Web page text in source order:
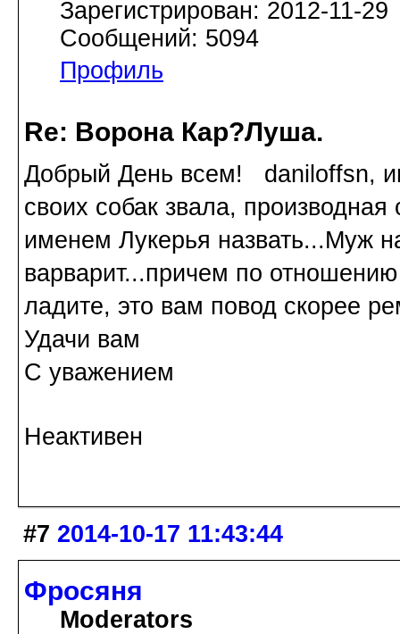
Зарегистрирован: 2012-11-29
Сообщений: 5094
Профиль
Re: Ворона Кар?Луша.
Добрый День всем! daniloffsn,
своих собак звала,
именем Лукерья назвать...Муж
варварит...причем по
ладите, это вам повод скорее
Удачи вам
С уважением
Неактивен
#7 2014-10-17 11:43:44
Фросяня
Moderators